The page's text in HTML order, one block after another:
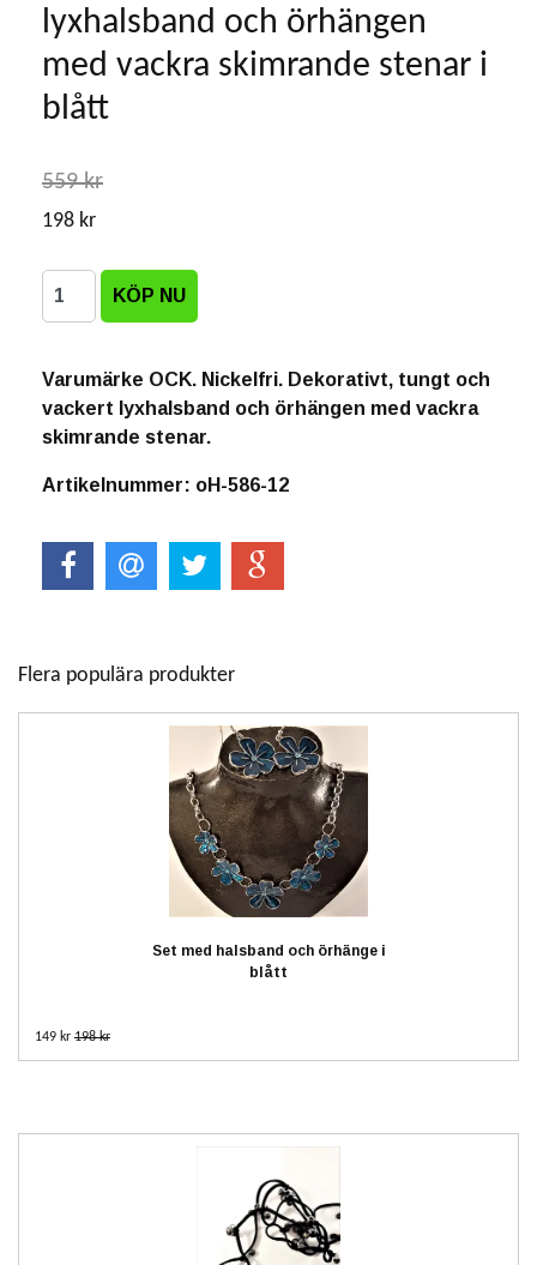
lyxhalsband och örhängen
med vackra skimrande stenar i
blått
559 kr
198 kr
Varumärke OCK. Nickelfri. Dekorativt, tungt och
vackert lyxhalsband och örhängen med vackra
skimrande stenar.
Artikelnummer: oH-586-12
Flera populära produkter
Set med halsband och örhänge i
blått
149 kr 198 kr